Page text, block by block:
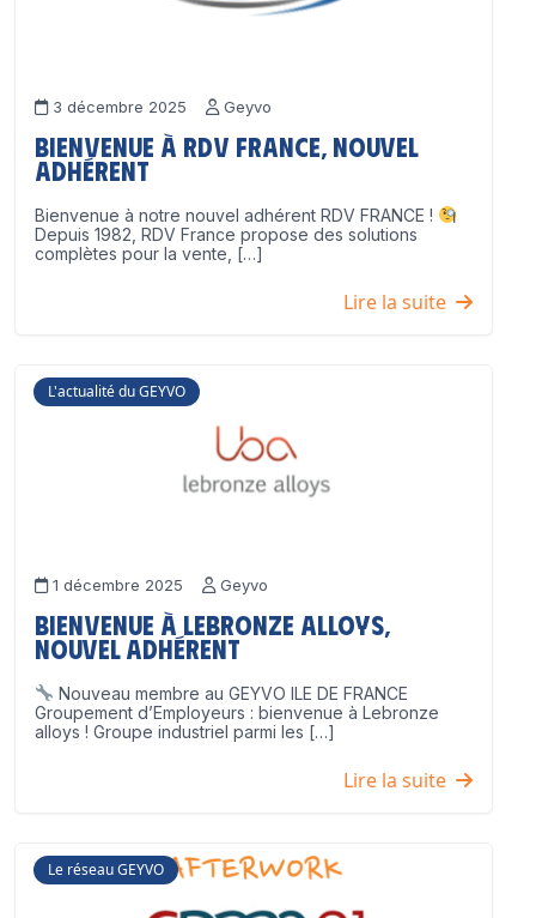
3 décembre 2025 Geyvo
Bienvenue à RDV France, nouvel
adhérent
Bienvenue à notre nouvel adhérent RDV FRANCE !
Depuis 1982, RDV France propose des solutions
complètes pour la vente, […]
Lire la suite
L'actualité du GEYVO
1 décembre 2025 Geyvo
Bienvenue à Lebronze Alloys,
nouvel adhérent
Nouveau membre au GEYVO ILE DE FRANCE
Groupement d’Employeurs : bienvenue à Lebronze
alloys ! Groupe industriel parmi les […]
Lire la suite
Le réseau GEYVO